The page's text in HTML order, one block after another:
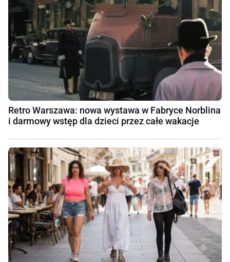
Retro Warszawa: nowa wystawa w Fabryce Norblina
i darmowy wstęp dla dzieci przez całe wakacje